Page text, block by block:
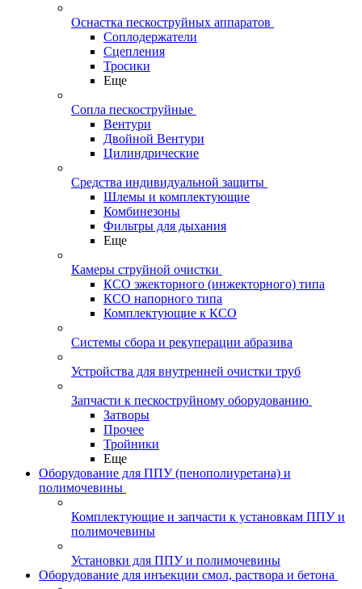
Оснастка пескоструйных аппаратов
Соплодержатели
Сцепления
Тросики
Еще
Сопла пескоструйные
Вентури
Двойной Вентури
Цилиндрические
Средства индивидуальной защиты
Шлемы и комплектующие
Комбинезоны
Фильтры для дыхания
Еще
Камеры струйной очистки
КСО эжекторного (инжекторного) типа
КСО напорного типа
Комплектующие к КСО
Системы сбора и рекуперации абразива
Устройства для внутренней очистки труб
Запчасти к пескоструйному оборудованию
Затворы
Прочее
Тройники
Еще
Оборудование для ППУ (пенополиуретана) и
полимочевины
Комплектующие и запчасти к установкам ППУ и
полимочевины
Установки для ППУ и полимочевины
Оборудование для инъекции смол, раствора и бетона